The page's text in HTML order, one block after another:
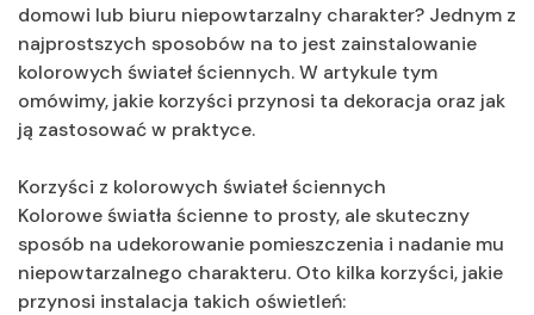
domowi lub biuru niepowtarzalny charakter? Jednym z
najprostszych sposobów na to jest zainstalowanie
kolorowych świateł ściennych. W artykule tym
omówimy, jakie korzyści przynosi ta dekoracja oraz jak
ją zastosować w praktyce.
Korzyści z kolorowych świateł ściennych
Kolorowe światła ścienne to prosty, ale skuteczny
sposób na udekorowanie pomieszczenia i nadanie mu
niepowtarzalnego charakteru. Oto kilka korzyści, jakie
przynosi instalacja takich oświetleń: